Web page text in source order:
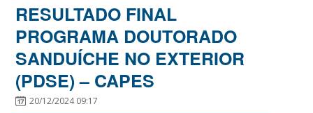
RESULTADO FINAL
PROGRAMA DOUTORADO
SANDUÍCHE NO EXTERIOR
(PDSE) – CAPES
20/12/2024 09:17